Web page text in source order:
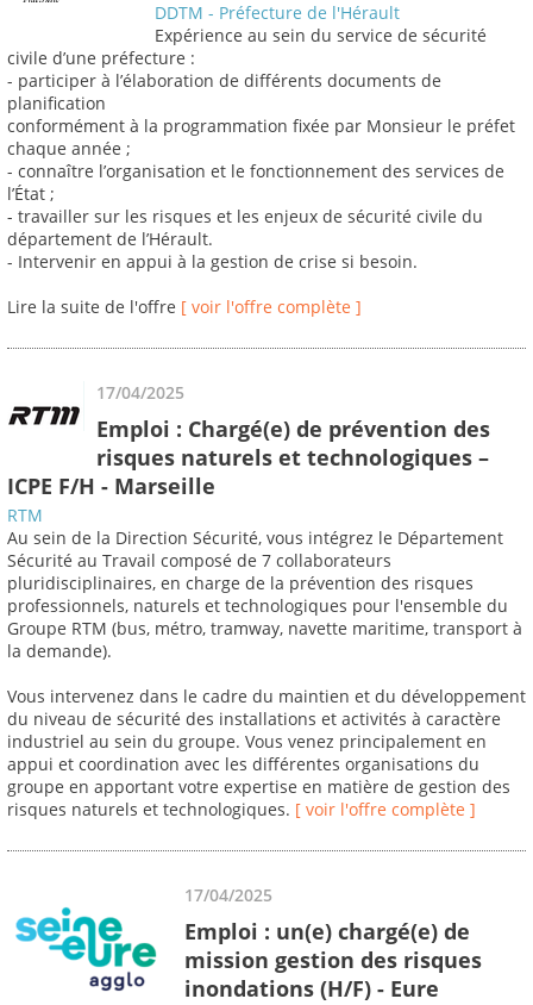
DDTM - Préfecture de l'Hérault
Expérience au sein du service de sécurité
civile d’une préfecture :
- participer à l’élaboration de différents documents de
planification
conformément à la programmation fixée par Monsieur le préfet
chaque année ;
- connaître l’organisation et le fonctionnement des services de
l’État ;
- travailler sur les risques et les enjeux de sécurité civile du
département de l’Hérault.
- Intervenir en appui à la gestion de crise si besoin.
Lire la suite de l'offre [ voir l'offre complète ]
17/04/2025
Emploi : Chargé(e) de prévention des
risques naturels et technologiques –
ICPE F/H - Marseille
RTM
Au sein de la Direction Sécurité, vous intégrez le Département
Sécurité au Travail composé de 7 collaborateurs
pluridisciplinaires, en charge de la prévention des risques
professionnels, naturels et technologiques pour l'ensemble du
Groupe RTM (bus, métro, tramway, navette maritime, transport à
la demande).
Vous intervenez dans le cadre du maintien et du développement
du niveau de sécurité des installations et activités à caractère
industriel au sein du groupe. Vous venez principalement en
appui et coordination avec les différentes organisations du
groupe en apportant votre expertise en matière de gestion des
risques naturels et technologiques. [ voir l'offre complète ]
17/04/2025
Emploi : un(e) chargé(e) de
mission gestion des risques
inondations (H/F) - Eure